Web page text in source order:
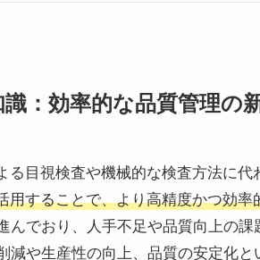
：効率的な品質管理の
目視検査や機械的な検査方法に代
用することで、より高精度かつ効
んでおり、人手不足や品質向上の
減や生産性の向上、品質の安定化と